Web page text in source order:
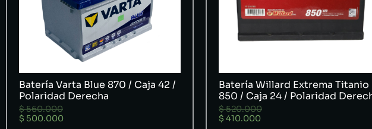
Batería Varta Blue 870 / Caja 42 /
Polaridad Derecha
$560.000
$ 500.000
Batería Willard Extrema Titanio
850 / Caja 24 / Polaridad
$520.000
$ 410.000